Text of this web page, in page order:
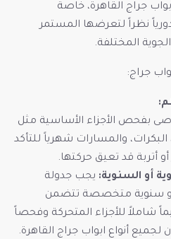
جراج القاهرة، خاصة
دورياً نظراً لتعرضها المستمر
المختلفة.
جراج:
بفحص الأجزاء الأساسية مثل
البكرات، والمسارات شهرياً للتأكد
أتربة قد تعيق حركتها.
أو السنوية: يجب جدولة
سنوية متخصصة تتضمن
شاملاً للأجزاء المتحركة وفحصاً
لجميع أنواع ابواب جراج القاهرة.